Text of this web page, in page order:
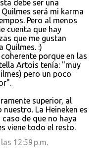
debe ser una
será mi karma
Pero al menos
cuenta que hay
que me gustan
Quilmes. :)
porque en las
Artois tenía: "muy
pero un poco
superior, al
La Heineken es
de que no haya
viene todo el resto.
12:59 p.m.